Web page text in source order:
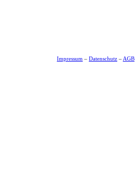
Impressum – Datenschutz – AGB